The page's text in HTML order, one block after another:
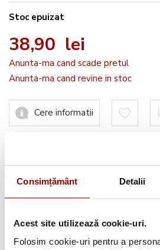
Consimțământ Detalii
Acest site utilizează cookie-uri.
Folosim cookie-uri pentru a
Stoc epuizat
38,90 lei
Anunta-ma cand scade pretul
Anunta-ma cand revine in stoc
Cere informatii
Informatii conformitate produs
Avantajele tale: